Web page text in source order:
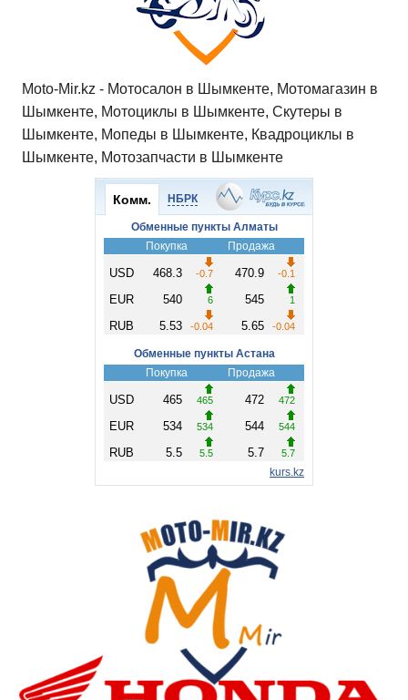
Moto-Mir.kz - Мотосалон в Шымкенте, Мотомагазин в
Шымкенте, Мотоциклы в Шымкенте, Скутеры в
Шымкенте, Мопеды в Шымкенте, Квадроциклы в
Шымкенте, Мотозапчасти в Шымкенте